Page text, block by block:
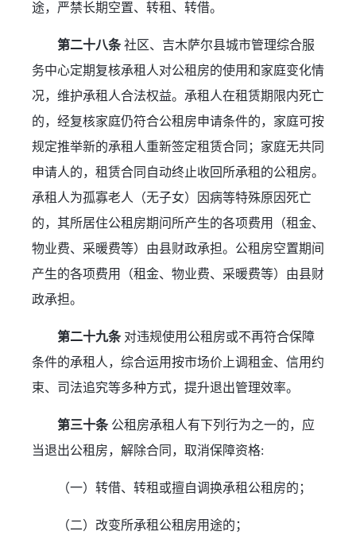
途，严禁长期空置、转租、转借。
第二十八条 社区、吉木萨尔县城市管理综合服
务中心定期复核承租人对公租房的使用和家庭变化情
况，维护承租人合法权益。承租人在租赁期限内死亡
的，经复核家庭仍符合公租房申请条件的，家庭可按
规定推举新的承租人重新签定租赁合同；家庭无共同
申请人的，租赁合同自动终止收回所承租的公租房。
承租人为孤寡老人（无子女）因病等特殊原因死亡
的，其所居住公租房期问所产生的各项费用（租金、
物业费、采暖费等）由县财政承担。公租房空置期间
产生的各项费用（租金、物业费、采暖费等）由县财
政承担。
第二十九条 对违规使用公租房或不再符合保障
条件的承租人，综合运用按市场价上调租金、信用约
束、司法追究等多种方式，提升退出管理效率。
第三十条 公租房承租人有下列行为之一的，应
当退出公租房，解除合同，取消保障资格:
（一）转借、转租或擅自调换承租公租房的；
（二）改变所承租公租房用途的；